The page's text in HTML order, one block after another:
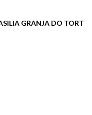
GRANJA DO TORT